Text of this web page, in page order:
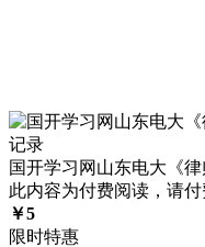
国开学习网山东电大《
此内容为付费阅读，请
￥5
限时特惠